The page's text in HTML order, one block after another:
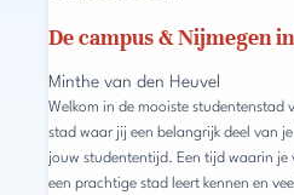
De campus & Nijmegen
Minthe van den Heuvel
Welkom in de mooiste studentenstad
stad waar jij een belangrijk deel van
jouw studententijd. Een tijd waarin je
een prachtige stad leert kennen en